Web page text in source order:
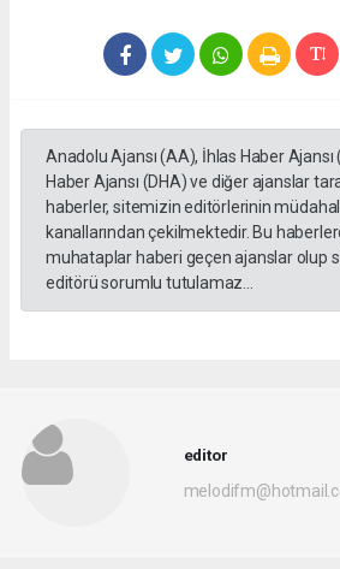
Anadolu Ajansı (AA), İhlas Haber
Haber Ajansı (DHA) ve diğer ajanslar
haberler, sitemizin editörlerinin
kanallarından çekilmektedir. Bu
muhataplar haberi geçen ajanslar olup
editörü sorumlu tutulamaz...
editor